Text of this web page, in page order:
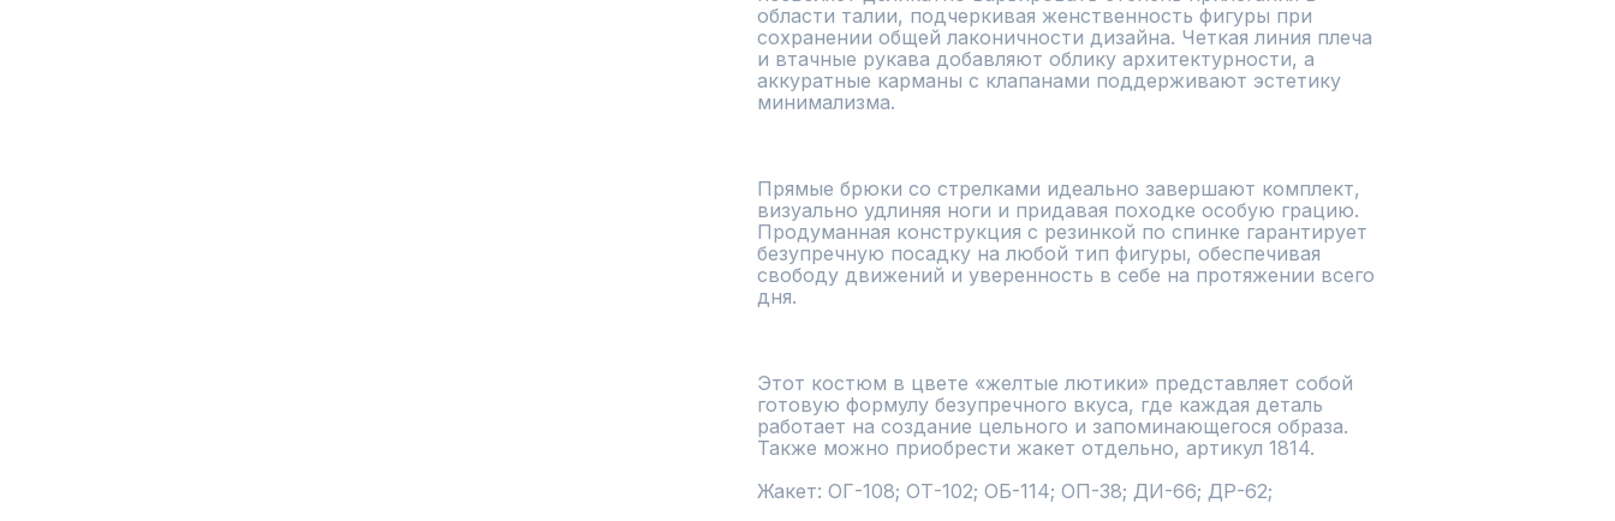
области талии, подчеркивая женственность фигуры при
сохранении общей лаконичности дизайна. Четкая линия плеча
и втачные рукава добавляют облику архитектурности, а
аккуратные карманы с клапанами поддерживают эстетику
минимализма.
Прямые брюки со стрелками идеально завершают комплект,
визуально удлиняя ноги и придавая походке особую грацию.
Продуманная конструкция с резинкой по спинке гарантирует
безупречную посадку на любой тип фигуры, обеспечивая
свободу движений и уверенность в себе на протяжении всего
дня.
Этот костюм в цвете «желтые лютики» представляет собой
готовую формулу безупречного вкуса, где каждая деталь
работает на создание цельного и запоминающегося образа.
Также можно приобрести жакет отдельно, артикул 1814.
Жакет: ОГ-108; ОТ-102; ОБ-114; ОП-38; ДИ-66; ДР-62;